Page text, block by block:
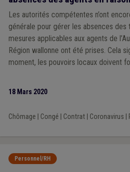
Les autorités compétentes n’ont
générale pour gérer les absences des
mesures applicables aux agents de
Région wallonne ont été prises. Cela
moment, les pouvoirs locaux doivent
18 Mars 2020
Chômage Congé Contrat| Coronavirus
Personnel/RH